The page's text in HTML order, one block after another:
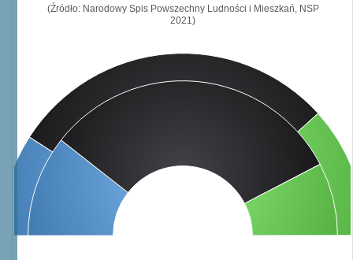
(Źródło: Narodowy Spis Powszechny Ludności i Mieszkań, NSP
2021)